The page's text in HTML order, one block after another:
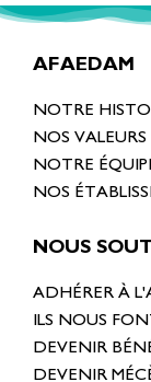
AFAEDAM
NOTRE
NOS VALEURS
NOTRE
NOS
NOUS
ADHÉRER À
ILS NOUS
DEVENIR
DEVENIR